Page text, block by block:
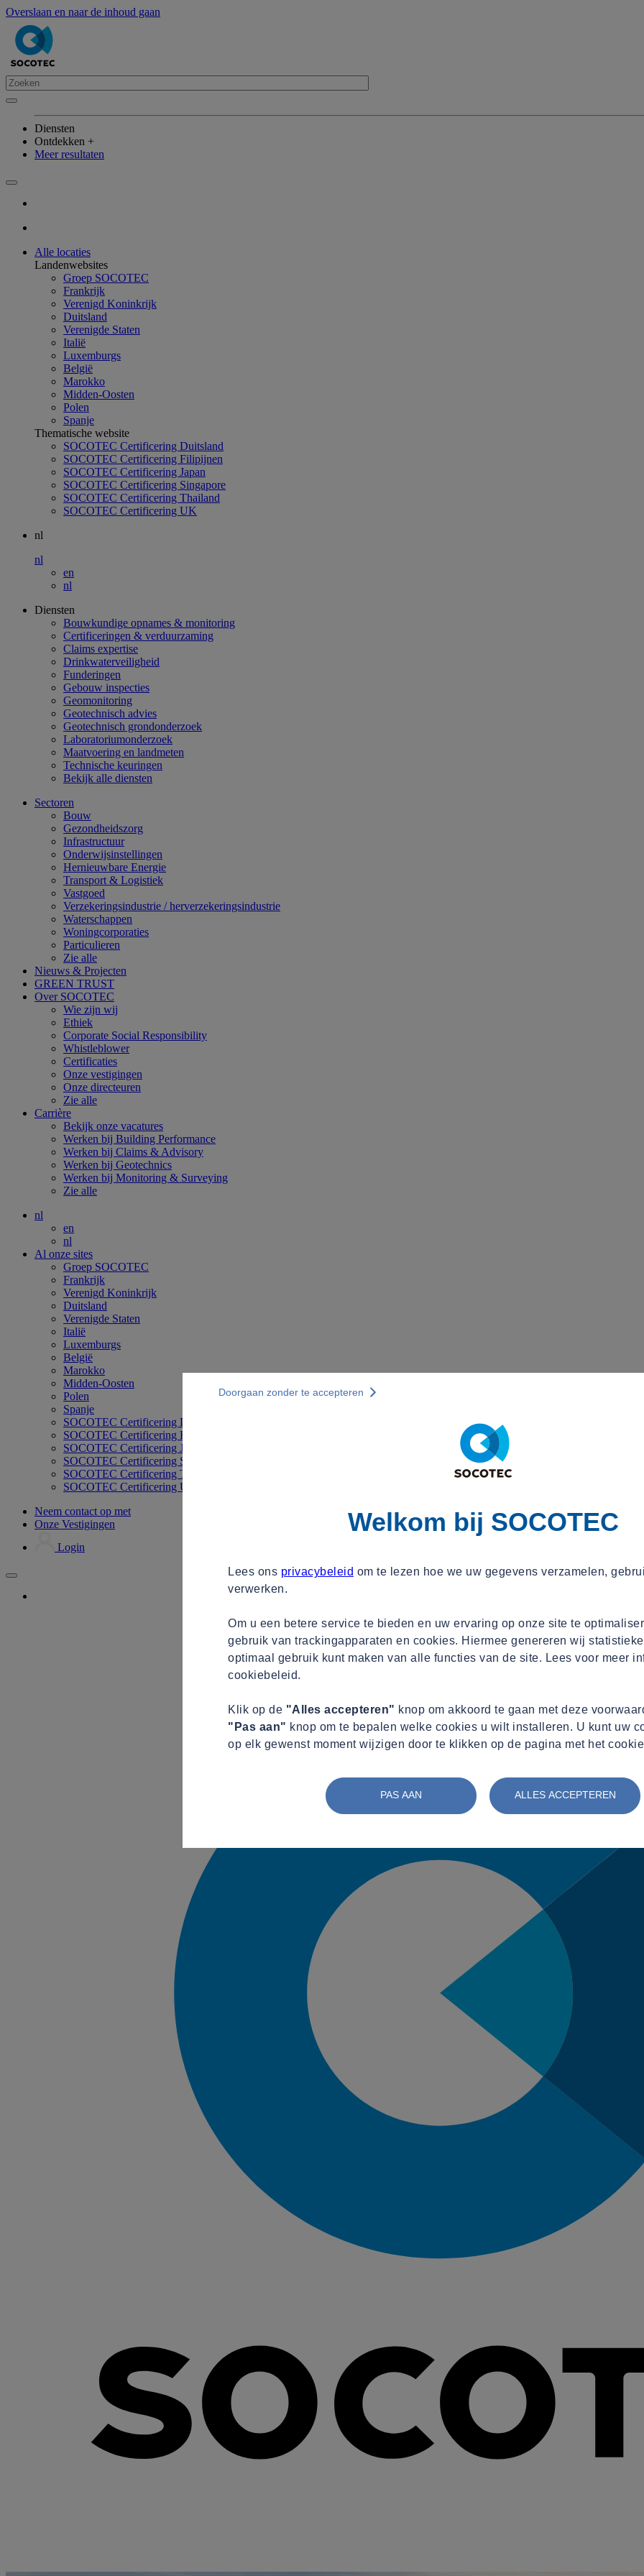
Overslaan en naar de inhoud gaan
Diensten
Ontdekken +
Meer resultaten
Alle locaties
Landenwebsites
Groep SOCOTEC
Frankrijk
Verenigd Koninkrijk
Duitsland
Verenigde Staten
Italië
Luxemburgs
België
Marokko
Midden-Oosten
Polen
Spanje
Thematische website
SOCOTEC Certificering Duitsland
SOCOTEC Certificering Filipijnen
SOCOTEC Certificering Japan
SOCOTEC Certificering Singapore
SOCOTEC Certificering Thailand
SOCOTEC Certificering UK
nl
nl
en
nl
Diensten
Bouwkundige opnames & monitoring
Certificeringen & verduurzaming
Claims expertise
Drinkwaterveiligheid
Funderingen
Gebouw inspecties
Geomonitoring
Geotechnisch advies
Geotechnisch grondonderzoek
Laboratoriumonderzoek
Maatvoering en landmeten
Technische keuringen
Bekijk alle diensten
Sectoren
Bouw
Gezondheidszorg
Infrastructuur
Onderwijsinstellingen
Hernieuwbare Energie
Transport & Logistiek
Vastgoed
Verzekeringsindustrie / herverzekeringsindustrie
Waterschappen
Woningcorporaties
Particulieren
Zie alle
Nieuws & Projecten
GREEN TRUST
Over SOCOTEC
Wie zijn wij
Ethiek
Corporate Social Responsibility
Whistleblower
Certificaties
Onze vestigingen
Onze directeuren
Zie alle
Carrière
Bekijk onze vacatures
Werken bij Building Performance
Werken bij Claims & Advisory
Werken bij Geotechnics
Werken bij Monitoring & Surveying
Zie alle
nl
en
nl
Al onze sites
Groep SOCOTEC
Frankrijk
Verenigd Koninkrijk
Duitsland
Verenigde Staten
Italië
Luxemburgs
België
Marokko
Midden-Oosten
Polen
Spanje
SOCOTEC Certificering Duitsland
SOCOTEC Certificering Filipijnen
SOCOTEC Certificering Japan
SOCOTEC Certificering Singapore
SOCOTEC Certificering Thailand
SOCOTEC Certificering UK
Neem contact op met
Onze Vestigingen
Login
Welkom bij SOCOTEC
Lees ons privacybeleid om te lezen hoe we uw gegevens verzamelen,
verwerken.
Om u een betere service te bieden en uw ervaring op onze site te
gebruik van trackingapparaten en cookies. Hiermee genereren wij
optimaal gebruik kunt maken van alle functies van de site. Lees voor meer
cookiebeleid.
Klik op de "Alles accepteren" knop om akkoord te gaan met deze
"Pas aan" knop om te bepalen welke cookies u wilt installeren. U kunt uw
op elk gewenst moment wijzigen door te klikken op de pagina met het
PAS AAN ALLES ACCEPTEREN
Doorgaan zonder te accepteren